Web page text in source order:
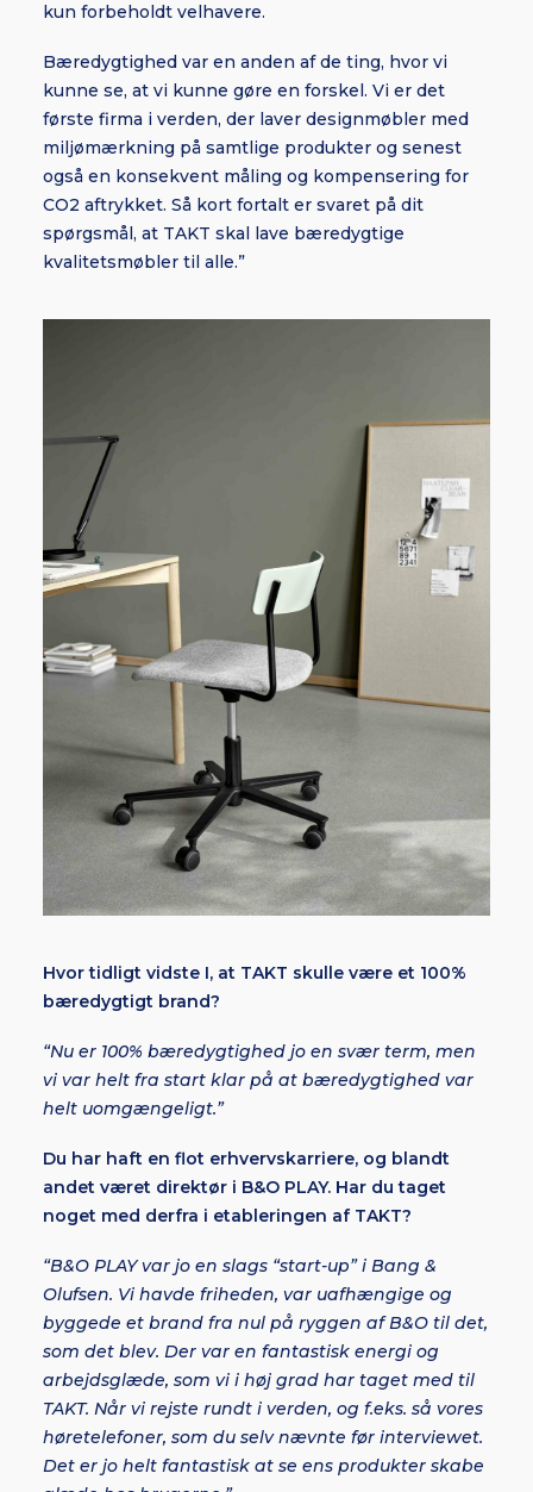
kun forbeholdt velhavere.
Bæredygtighed var en anden af de ting, hvor vi
kunne se, at vi kunne gøre en forskel. Vi er det
første firma i verden, der laver designmøbler med
miljømærkning på samtlige produkter og senest
også en konsekvent måling og kompensering for
CO2 aftrykket. Så kort fortalt er svaret på dit
spørgsmål, at TAKT skal lave bæredygtige
kvalitetsmøbler til alle.”
Hvor tidligt vidste I, at TAKT skulle være et 100%
bæredygtigt brand?
“Nu er 100% bæredygtighed jo en svær term, men
vi var helt fra start klar på at bæredygtighed var
helt uomgængeligt.”
Du har haft en flot erhvervskarriere, og blandt
andet været direktør i B&O PLAY. Har du taget
noget med derfra i etableringen af TAKT?
“B&O PLAY var jo en slags “start-up” i Bang &
Olufsen. Vi havde friheden, var uafhængige og
byggede et brand fra nul på ryggen af B&O til det,
som det blev. Der var en fantastisk energi og
arbejdsglæde, som vi i høj grad har taget med til
TAKT. Når vi rejste rundt i verden, og f.eks. så vores
høretelefoner, som du selv nævnte før interviewet.
Det er jo helt fantastisk at se ens produkter skabe